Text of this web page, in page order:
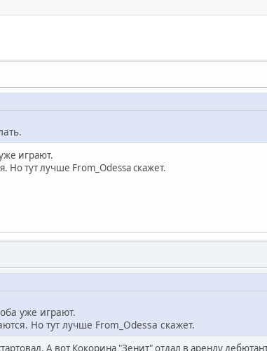
играют.
тут лучше From_Odessa скажет.
уже играют.
Но тут лучше From_Odessa скажет.
А вот Кокорина "Зенит" отдал в аренду